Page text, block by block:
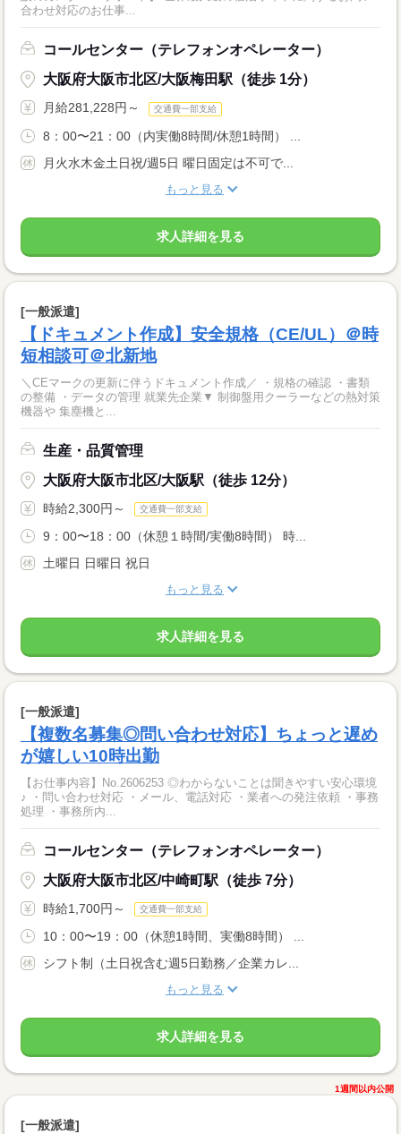
合わせ対応のお仕事...
コールセンター（テレフォンオペレーター）
大阪府大阪市北区/大阪梅田駅（徒歩 1分）
月給281,228円～ 交通費一部支給
8：00〜21：00（内実働8時間/休憩1時間） ...
月火水木金土日祝/週5日 曜日固定は不可で...
もっと見る
求人詳細を見る
[一般派遣]
【ドキュメント作成】安全規格（CE/UL）＠時
短相談可＠北新地
＼CEマークの更新に伴うドキュメント作成／ ・規格の確認 ・書類
の整備 ・データの管理 就業先企業▼ 制御盤用クーラーなどの熱対策
機器や 集塵機と...
生産・品質管理
大阪府大阪市北区/大阪駅（徒歩 12分）
時給2,300円～ 交通費一部支給
9：00〜18：00（休憩１時間/実働8時間） 時...
土曜日 日曜日 祝日
もっと見る
求人詳細を見る
[一般派遣]
【複数名募集◎問い合わせ対応】ちょっと遅め
が嬉しい10時出勤
【お仕事内容】No.2606253 ◎わからないことは聞きやすい安心環境
♪ ・問い合わせ対応 ・メール、電話対応 ・業者への発注依頼 ・事務
処理 ・事務所内...
コールセンター（テレフォンオペレーター）
大阪府大阪市北区/中崎町駅（徒歩 7分）
時給1,700円～ 交通費一部支給
10：00〜19：00（休憩1時間、実働8時間） ...
シフト制（土日祝含む週5日勤務／企業カレ...
もっと見る
求人詳細を見る
1週間以内公開
[一般派遣]